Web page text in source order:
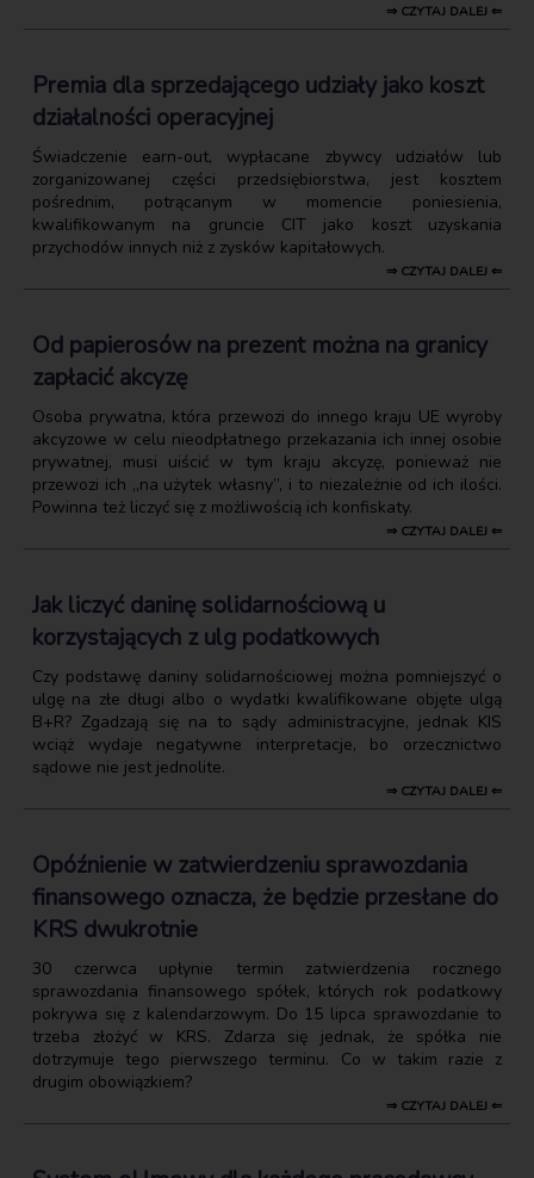
⇒ CZYTAJ DALEJ ⇐
Premia dla sprzedającego udziały jako koszt
działalności operacyjnej
Świadczenie earn-out, wypłacane zbywcy udziałów lub
zorganizowanej części przedsiębiorstwa, jest kosztem
pośrednim, potrącanym w momencie poniesienia,
kwalifikowanym na gruncie CIT jako koszt uzyskania
przychodów innych niż z zysków kapitałowych.
⇒ CZYTAJ DALEJ ⇐
Od papierosów na prezent można na granicy
zapłacić akcyzę
Osoba prywatna, która przewozi do innego kraju UE wyroby
akcyzowe w celu nieodpłatnego przekazania ich innej osobie
prywatnej, musi uiścić w tym kraju akcyzę, ponieważ nie
przewozi ich „na użytek własny”, i to niezależnie od ich ilości.
Powinna też liczyć się z możliwością ich konfiskaty.
⇒ CZYTAJ DALEJ ⇐
Jak liczyć daninę solidarnościową u
korzystających z ulg podatkowych
Czy podstawę daniny solidarnościowej można pomniejszyć o
ulgę na złe długi albo o wydatki kwalifikowane objęte ulgą
B+R? Zgadzają się na to sądy administracyjne, jednak KIS
wciąż wydaje negatywne interpretacje, bo orzecznictwo
sądowe nie jest jednolite.
⇒ CZYTAJ DALEJ ⇐
Opóźnienie w zatwierdzeniu sprawozdania
finansowego oznacza, że będzie przesłane do
KRS dwukrotnie
30 czerwca upłynie termin zatwierdzenia rocznego
sprawozdania finansowego spółek, których rok podatkowy
pokrywa się z kalendarzowym. Do 15 lipca sprawozdanie to
trzeba złożyć w KRS. Zdarza się jednak, że spółka nie
dotrzymuje tego pierwszego terminu. Co w takim razie z
drugim obowiązkiem?
⇒ CZYTAJ DALEJ ⇐